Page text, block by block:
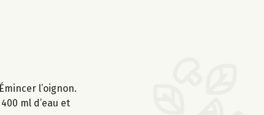
l’oignon.
ml d’eau et